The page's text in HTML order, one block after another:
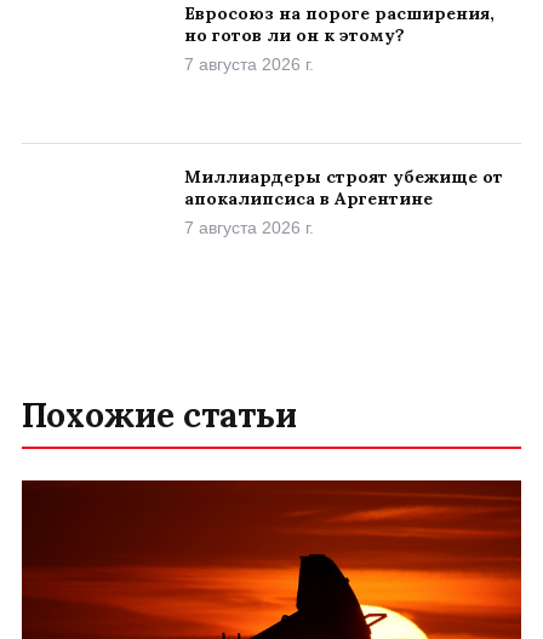
Евросоюз на пороге расширения,
но готов ли он к этому?
7 августа 2026 г.
Миллиардеры строят убежище от
апокалипсиса в Аргентине
7 августа 2026 г.
Похожие статьи